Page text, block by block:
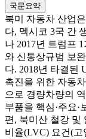
국문요약
북미 자동차 산업
다, 멕시코 3국 간
나 2017년 트럼프
와 신통상규범 보
다. 2018년 타결된
촉진을 위한 자동
으로 경량차량의
부품을 핵심·주요·
편, 북미산 철강 및
비율(LVC) 요건(고